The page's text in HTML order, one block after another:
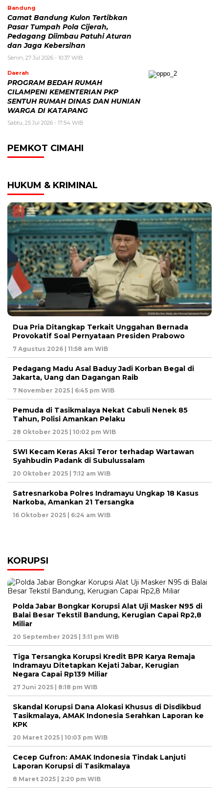
Bandung
Camat Bandung Kulon Tertibkan
Pasar Tumpah Pola Cijerah,
Pedagang Diimbau Patuhi Aturan
dan Jaga Kebersihan
Senin, 27 Jul 2026 - 10:37 WIB
Daerah
PROGRAM BEDAH RUMAH
CILAMPENI KEMENTERIAN PKP
SENTUH RUMAH DINAS DAN HUNIAN
WARGA DI KATAPANG
Sabtu, 25 Jul 2026 - 17:54 WIB
PEMKOT CIMAHI
HUKUM & KRIMINAL
Dua Pria Ditangkap Terkait Unggahan Bernada
Provokatif Soal Pernyataan Presiden Prabowo
7 Agustus 2026 | 11:58 am WIB
Pedagang Madu Asal Baduy Jadi Korban Begal di
Jakarta, Uang dan Dagangan Raib
7 November 2025 | 6:45 pm WIB
Pemuda di Tasikmalaya Nekat Cabuli Nenek 85
Tahun, Polisi Amankan Pelaku
28 Oktober 2025 | 10:02 pm WIB
SWI Kecam Keras Aksi Teror terhadap Wartawan
Syahbudin Padank di Subulussalam
20 Oktober 2025 | 7:12 am WIB
Satresnarkoba Polres Indramayu Ungkap 18 Kasus
Narkoba, Amankan 21 Tersangka
16 Oktober 2025 | 6:24 am WIB
KORUPSI
Polda Jabar Bongkar Korupsi Alat Uji Masker N95 di
Balai Besar Tekstil Bandung, Kerugian Capai Rp2,8
Miliar
20 September 2025 | 3:11 pm WIB
Tiga Tersangka Korupsi Kredit BPR Karya Remaja
Indramayu Ditetapkan Kejati Jabar, Kerugian
Negara Capai Rp139 Miliar
27 Juni 2025 | 8:18 pm WIB
Skandal Korupsi Dana Alokasi Khusus di Disdikbud
Tasikmalaya, AMAK Indonesia Serahkan Laporan ke
KPK
20 Maret 2025 | 10:03 pm WIB
Cecep Gufron: AMAK Indonesia Tindak Lanjuti
Laporan Korupsi di Tasikmalaya
8 Maret 2025 | 2:20 pm WIB